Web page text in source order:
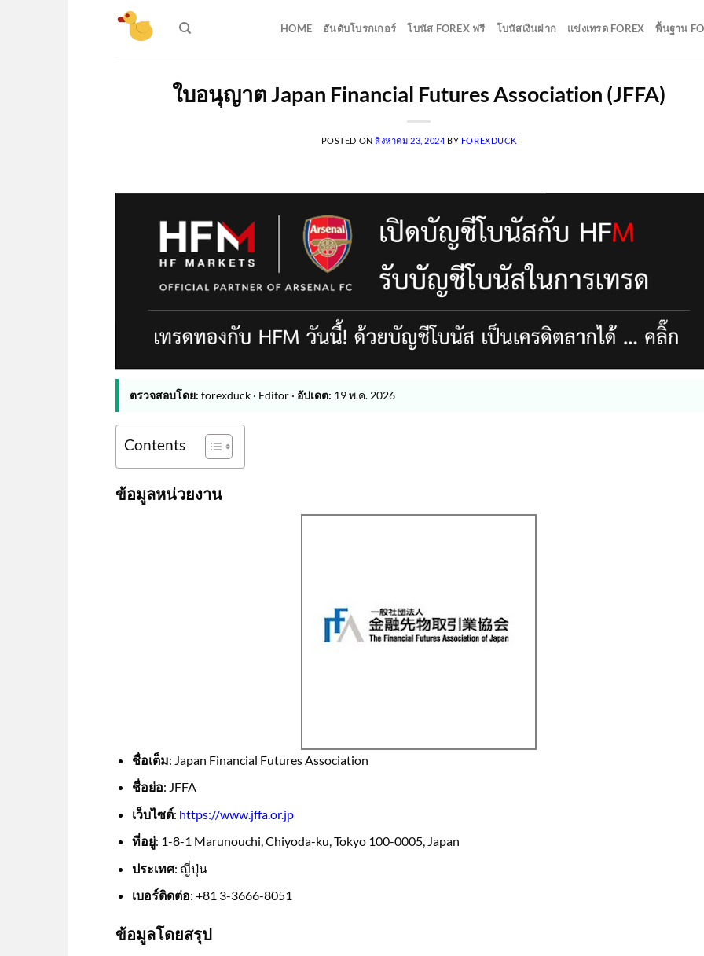
HOME อันดับโบรกเกอร์ โบนัส FOREX ฟรี โบนัสเงินฝาก แข่งเทรด FOREX พื้นฐาน
ใบอนุญาต Japan Financial Futures Association (JFFA)
POSTED ONสิงหาคม 23, 2024 BY FOREXDUCK
ตรวจสอบโดย: forexduck · Editor · อัปเดต: 19 พ.ค. 2026
Contents
ข้อมูลหน่วยงาน
ชื่อเต็ม: Japan Financial Futures Association
ชื่อย่อ: JFFA
เว็บไซต์: https://www.jffa.or.jp
ที่อยู่: 1-8-1 Marunouchi, Chiyoda-ku, Tokyo 100-0005, Japan
ประเทศ: ญี่ปุ่น
เบอร์ติดต่อ: +81 3-3666-8051
ข้อมูลโดยสรุป